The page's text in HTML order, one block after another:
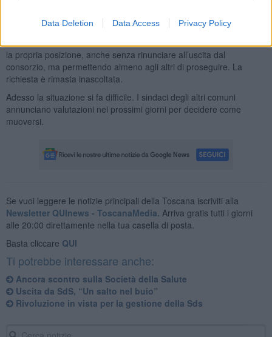
Data Deletion Data Access Privacy Policy
400mila euro utili a coprire i maggiori costi dei servizi.
la propria posizione, anche senza rinunciare all’uscita dal
consorzio, ma permettendo almeno agli altri di proseguire. La
richiesta è rimasta inascoltata.
Adesso la situazione si fa difficile. I sindaci degli altri comuni
annunciano valutazioni nei prossimi giorni per decidere come
muoversi.
Se vuoi leggere le notizie principali della Toscana iscriviti alla
Newsletter QUInews - ToscanaMedia. Arriva gratis tutti i giorni
alle 20:00 direttamente nella tua casella di posta.
Basta cliccare QUI
Ti potrebbe interessare anche:
Ancora scontro sulla Società della Salute
Uscita da SdS, “Un salto nel buio”
Rivoluzione in vista per la gestione della Sds